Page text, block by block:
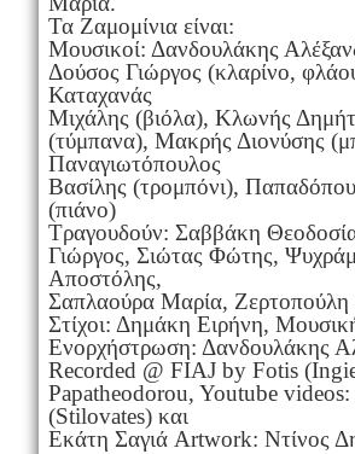
Τα Ζαμομίνια είναι:
Mουσικοί: Δανδουλάκης
Δούσος Γιώργος (κλαρίνο,
Καταχανάς
Μιχάλης (βιόλα), Κλωνής
(τύμπανα), Μακρής Διονύσης
Παναγιωτόπουλος
Βασίλης (τρομπόνι),
(πιάνο)
Τραγουδούν: Σαββάκη
Γιώργος, Σιώτας Φώτης,
Αποστόλης,
Σαπλαούρα Μαρία,
Στίχοι: Δημάκη Ειρήνη,
Ενορχήστρωση: Δανδουλάκης
Recorded @ FIAJ by Fotis
Papatheodorou, Youtube
(Stilovates) και
Εκάτη Σαγιά Artwork: Ντίνος